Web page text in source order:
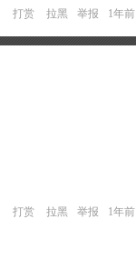
打赏 拉黑 举报 1年前
打赏 拉黑 举报 1年前